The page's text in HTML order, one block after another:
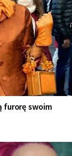
furorę swoim